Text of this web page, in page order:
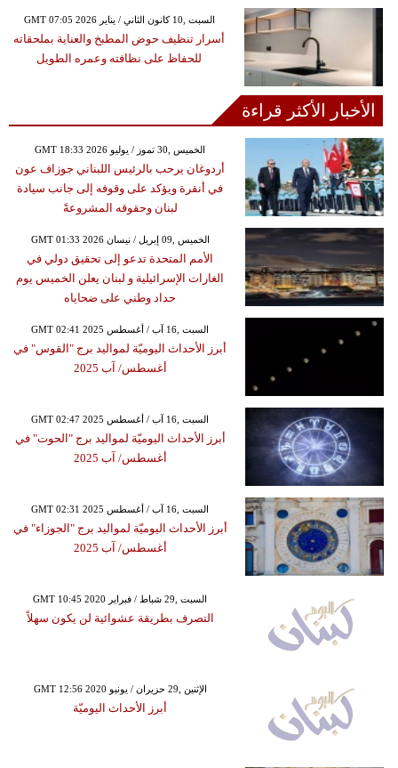
GMT 07:05 2026 السبت ,10 كانون الثاني / يناير
أسرار تنظيف حوض المطبخ والعناية بملحقاته
للحفاظ على نظافته وعمره الطويل
الأخبار الأكثر قراءة
GMT 18:33 2026 الخميس ,30 تموز / يوليو
أردوغان يرحب بالرئيس اللبناني جوزاف عون
في أنقرة ويؤكد على وقوفه إلى جانب سيادة
لبنان وحقوقه المشروعةً
GMT 01:33 2026 الخميس ,09 إبريل / نيسان
الأمم المتحدة تدعو إلى تحقيق دولي في
الغارات الإسرائيلية و لبنان يعلن الخميس يوم
حداد وطني على ضحاياه
GMT 02:41 2025 السبت ,16 آب / أغسطس
أبرز الأحداث اليوميّة لمواليد برج "القوس" في
أغسطس/ آب 2025
GMT 02:47 2025 السبت ,16 آب / أغسطس
أبرز الأحداث اليوميّة لمواليد برج "الحوت" في
أغسطس/ آب 2025
GMT 02:31 2025 السبت ,16 آب / أغسطس
أبرز الأحداث اليوميّة لمواليد برج "الجوزاء" في
أغسطس/ آب 2025
GMT 10:45 2020 السبت ,29 شباط / فبراير
التصرف بطريقة عشوائية لن يكون سهلاً
GMT 12:56 2020 الإثنين ,29 حزيران / يونيو
أبرز الأحداث اليوميّة